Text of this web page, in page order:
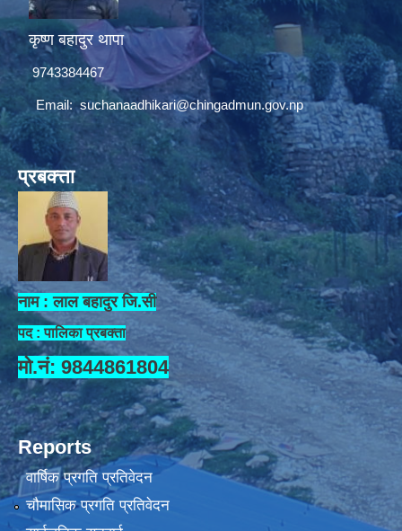
कृष्ण बहादुर थापा
9743384467
Email:suchanaadhikari@chingadmun.gov.np
प्रबक्त्ता
नाम : लाल बहादुर जि.सी
पद : पालिका प्रबक्ता
मो.नं: 9844861804
Reports
वार्षिक प्रगति प्रतिवेदन
चौमासिक प्रगति प्रतिवेदन